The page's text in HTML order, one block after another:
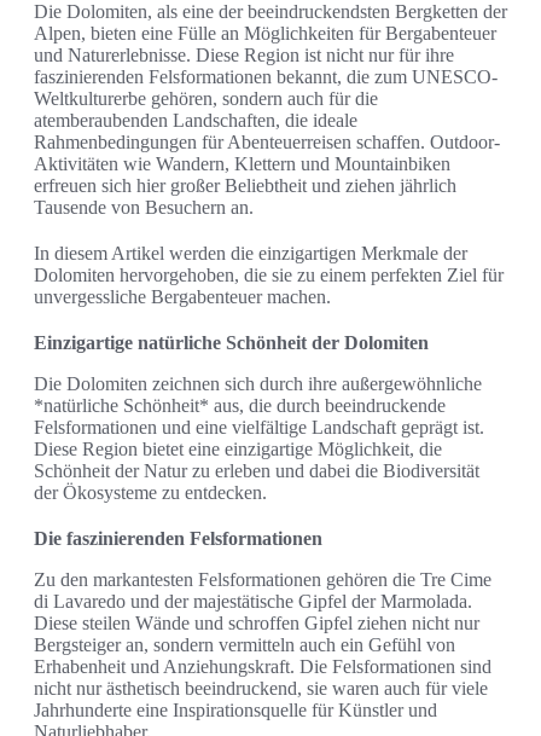
Die Dolomiten, als eine der beeindruckendsten Bergketten der
Alpen, bieten eine Fülle an Möglichkeiten für Bergabenteuer
und Naturerlebnisse. Diese Region ist nicht nur für ihre
faszinierenden Felsformationen bekannt, die zum UNESCO-
Weltkulturerbe gehören, sondern auch für die
atemberaubenden Landschaften, die ideale
Rahmenbedingungen für Abenteuerreisen schaffen. Outdoor-
Aktivitäten wie Wandern, Klettern und Mountainbiken
erfreuen sich hier großer Beliebtheit und ziehen jährlich
Tausende von Besuchern an.
In diesem Artikel werden die einzigartigen Merkmale der
Dolomiten hervorgehoben, die sie zu einem perfekten Ziel für
unvergessliche Bergabenteuer machen.
Einzigartige natürliche Schönheit der Dolomiten
Die Dolomiten zeichnen sich durch ihre außergewöhnliche
*natürliche Schönheit* aus, die durch beeindruckende
Felsformationen und eine vielfältige Landschaft geprägt ist.
Diese Region bietet eine einzigartige Möglichkeit, die
Schönheit der Natur zu erleben und dabei die Biodiversität
der Ökosysteme zu entdecken.
Die faszinierenden Felsformationen
Zu den markantesten Felsformationen gehören die Tre Cime
di Lavaredo und der majestätische Gipfel der Marmolada.
Diese steilen Wände und schroffen Gipfel ziehen nicht nur
Bergsteiger an, sondern vermitteln auch ein Gefühl von
Erhabenheit und Anziehungskraft. Die Felsformationen sind
nicht nur ästhetisch beeindruckend, sie waren auch für viele
Jahrhunderte eine Inspirationsquelle für Künstler und